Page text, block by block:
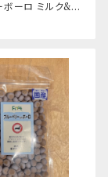
ボーロ ミルク&カ
First